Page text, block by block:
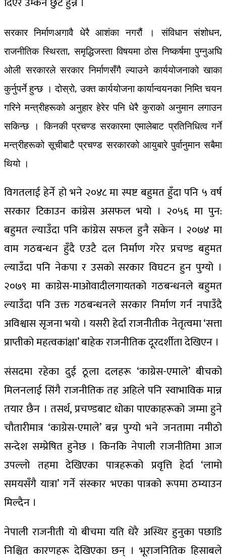
सरकार निर्माणअगावै धेरै आशंका नगरौं । संविधान संशोधन,
राजनीतिक स्थिरता, समृद्धिजस्ता विषयमा ठोस निष्कर्षमा पुग्नुअघि
ओली सरकारले सरकार निर्माणसँगै ल्याउने कार्ययोजनाको खाका
कुर्नुपर्ने हुन्छ । दोस्रो, उक्त कार्ययोजना कार्यान्वयनका निम्ति चयन
गरिने मन्त्रीहरूको अनुहार हेरेर पनि धेरै कुराको अनुमान लगाउन
सकिन्छ । किनकी प्रचण्ड सरकारमा एमालेबाट प्रतिनिधित्व गर्ने
मन्त्रीहरूको सूचीबाटै प्रचण्ड सरकारको आयुबारे पुर्वानुमान सबैमा
थियो ।
विगतलाई हेर्ने हो भने २०४८ मा स्पष्ट बहुमत हुँदा पनि ५ वर्ष
सरकार टिकाउन कांग्रेस असफल भयो । २०५६ मा पुन:
बहुमत ल्याउँदा पनि कांग्रेस सफल हुनै सकेन । २०७४ मा
वाम गठबन्धन हुँदै एउटै दल निर्माण गरेर प्रचण्ड बहुमत
ल्याउँदा पनि नेकपा र उसको सरकार विघटन हुन पुग्यो ।
२०७९ मा काग्रेस-माओवादीलगायतको गठबन्धनले बहुमत
ल्याउँदा पनि उक्त गठबन्धनले सरकार निर्माण गर्न नपाउँदै
अविश्वास सृजना भयो । यसरी हेर्दा राजनीतीक नेतृत्वमा ‘सत्ता
प्राप्तीको महत्वकांक्षा’ बाहेक राजनीतिक दूरदर्शीता देखिएन ।
संसदमा रहेका दुई ठूला दलहरू ‘काग्रेस-एमाले’ बीचको
मिलनलाई सिंगै राजनीतिक तह अहिले पनि स्वाभाविक मान्न
तयार छैन । तसर्थ, प्रचण्डबाट धोका पाएकाहरूको जम्मा हुने
चौतारीमात्र ‘काग्रेस-एमाले’ बन्न पुग्यो भने जनतामा नमीठो
सन्देश सम्प्रेषित हुनेछ । किनकि नेपाली राजनीतिमा आज
उपल्लो तहमा देखिएका पात्रहरूको प्रवृत्ति हेर्दा ‘लामो
समयसँगै यात्रा’ गर्ने संस्कार भएका पात्रको रूपमा ठम्याउन
मिल्दैन ।
नेपाली राजनीती यो बीचमा यति धेरै अस्थिर हुनुका पछाडि
निश्चित कारणहरू देखिएका छन् । भूराजनितिक हिसाबले